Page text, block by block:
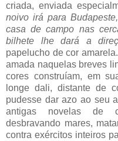
criada, enviada
noivo irá para
casa de campo nas
bilhete lhe dará a
papelucho de cor
amada naquelas breves
cores construíam, em
longe dali, distante de
pudesse dar azo ao seu
antigas novelas de
desbravando mares,
contra exércitos inteiros